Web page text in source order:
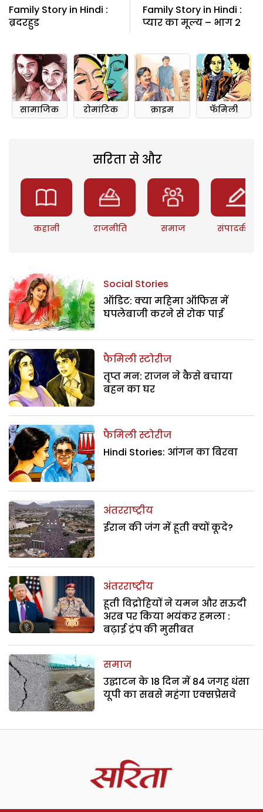
Family Story in Hindi :
ब्रदरहुड
Family Story in Hindi :
प्यार का मूल्य – भाग 2
सामाजिक रोमांटिक क्राइम फॅमिली
सरिता से और
कहानी राजनीति समाज संपादकीय
Social Stories
ऑडिट: क्या महिमा ऑफिस में
घपलेबाजी करने से रोक पाई
फैमिली स्टोरीज
तृप्त मन: राजन ने कैसे बचाया
बहन का घर
फैमिली स्टोरीज
Hindi Stories: आंगन का बिरवा
अंतरराष्ट्रीय
ईरान की जंग में हूती क्यों कूदे?
अंतरराष्ट्रीय
हूती विद्रोहियों ने यमन और सऊदी
अरब पर किया भयंकर हमला :
बढ़ाई ट्रंप की मुसीबत
समाज
उद्घाटन के 18 दिन में 84 जगह धंसा
यूपी का सबसे महंगा एक्सप्रेसवे